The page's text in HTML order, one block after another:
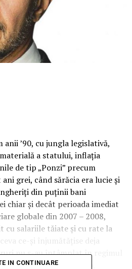
’90, cu jungla legislativă,
a statului, inflaţia
de tip „Ponzi” precum
grei, când sărăcia era lucie şi
din puţinii bani
chiar şi decât perioada imediat
globale din 2007 – 2008,
cu salariile tăiate şi cu rate la
ce-şi înjumătăţise deja
nu s-au întâmplat în regimul
punct de vedere macro,
IN CONTINUARE